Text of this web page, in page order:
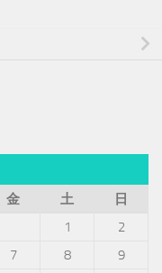
金 土
日
1
2
7 8
9